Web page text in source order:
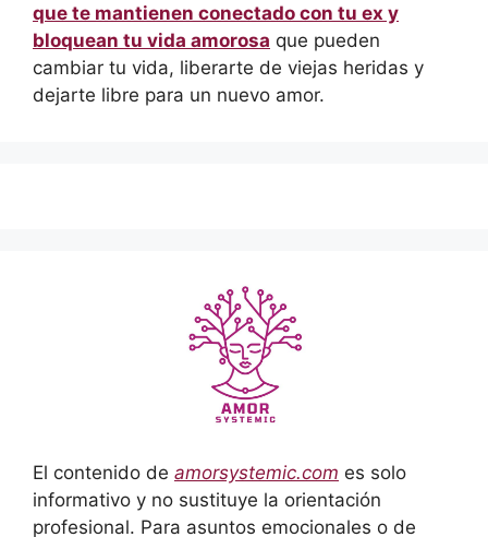
que te mantienen conectado con tu ex y
bloquean tu vida amorosa que pueden
cambiar tu vida, liberarte de viejas heridas y
dejarte libre para un nuevo amor.
El contenido de amorsystemic.com es solo
informativo y no sustituye la orientación
profesional. Para asuntos emocionales o de